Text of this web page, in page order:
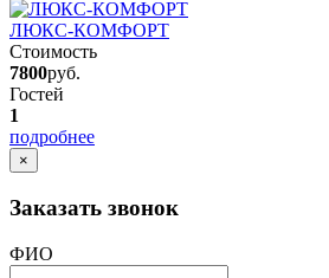
ЛЮКС-КОМФОРТ
Стоимость
7800руб.
Гостей
1
подробнее
×
Заказать звонок
ФИО